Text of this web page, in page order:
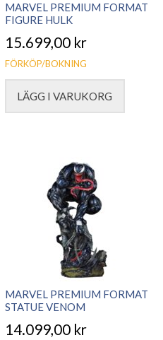
MARVEL PREMIUM FORMAT
FIGURE HULK
15.699,00 kr
FÖRKÖP/BOKNING
LÄGG I VARUKORG
MARVEL PREMIUM FORMAT
STATUE VENOM
14.099,00 kr